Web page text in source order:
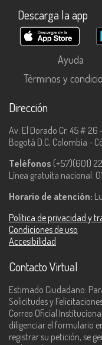
Descarga la app
Ayuda
Términos y
Dirección
Av. El Dorado Cr. 45 # 26
Bogotá D.C, Colombia -
Teléfonos (+57)(601)
Línea gratuita nacional:
Horario de atención:
Política de privacidad y
Condiciones de uso
Accesibilidad
Contacto Virtual
Estimado Ciudadano:
Solicitudes y
Correo Oficial
diligenciar el formulario
registrar su petición, se